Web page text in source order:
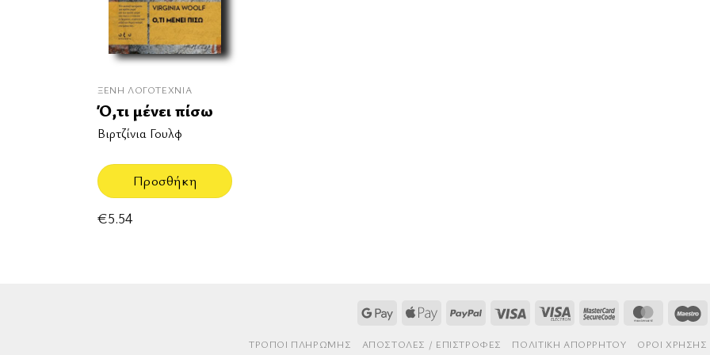
ΞΈΝΗ ΛΟΓΟΤΕΧΝΊΑ
Ό,τι μένει πίσω
Βιρτζίνια Γουλφ
Προσθήκη
€5.54
Google Apple
PayPal Visa
Visa
MasterCard
ΤΡΌΠΟΙ ΠΛΗΡΩΜΉΣ AΠΟΣΤΟΛΈΣ / ΕΠΙΣΤΡΟΦΈΣ ΠΟΛΙΤΙΚΉ ΑΠΟΡΡΉΤΟΥ ΌΡΟΙ ΧΡΉΣΗΣ